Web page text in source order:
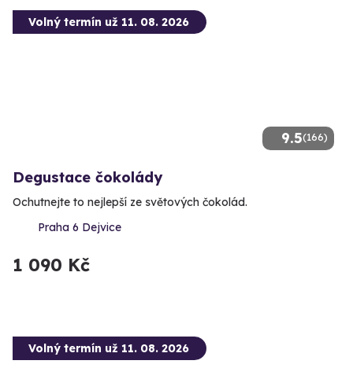
9.5(166)
Volný termín už 11. 08. 2026
Degustace čokolády
Ochutnejte to nejlepší ze světových čokolád.
Praha 6 Dejvice
1 090 Kč
Volný termín už 11. 08. 2026